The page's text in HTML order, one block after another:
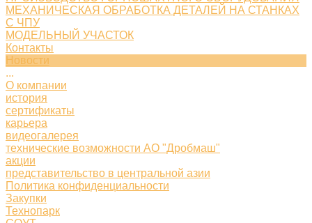
МЕХАНИЧЕСКАЯ ОБРАБОТКА ДЕТАЛЕЙ НА СТАНКАХ
С ЧПУ
МОДЕЛЬНЫЙ УЧАСТОК
Контакты
Новости
...
О компании
история
сертификаты
карьера
видеогалерея
технические возможности АО "Дробмаш"
акции
представительство в центральной азии
Политика конфиденциальности
Закупки
Технопарк